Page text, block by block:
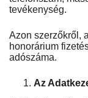
tevékenység.
Azon szerzőkről,
honorárium
adószáma.
Az